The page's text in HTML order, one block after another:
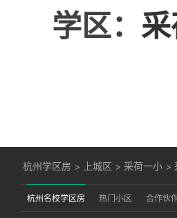
学区：
杭州学区房 > 上城区 > 采荷一小 >
杭州名校学区房 热门小区 合作伙